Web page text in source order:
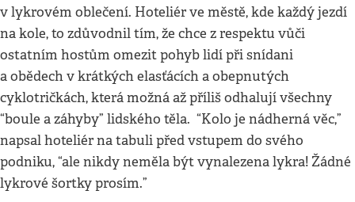
v lykrovém oblečení. Hoteliér ve městě, kde každý jezdí
na kole, to zdůvodnil tím, že chce z respektu vůči
ostatním hostům omezit pohyb lidí při snídani
a obědech v krátkých elasťácích a obepnutých
cyklotričkách, která možná až příliš odhalují všechny
“boule a záhyby” lidského těla. “Kolo je nádherná věc,”
napsal hoteliér na tabuli před vstupem do svého
podniku, “ale nikdy neměla být vynalezena lykra! Žádné
lykrové šortky prosím.”